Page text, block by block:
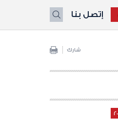
إتصل بنا X
شارك